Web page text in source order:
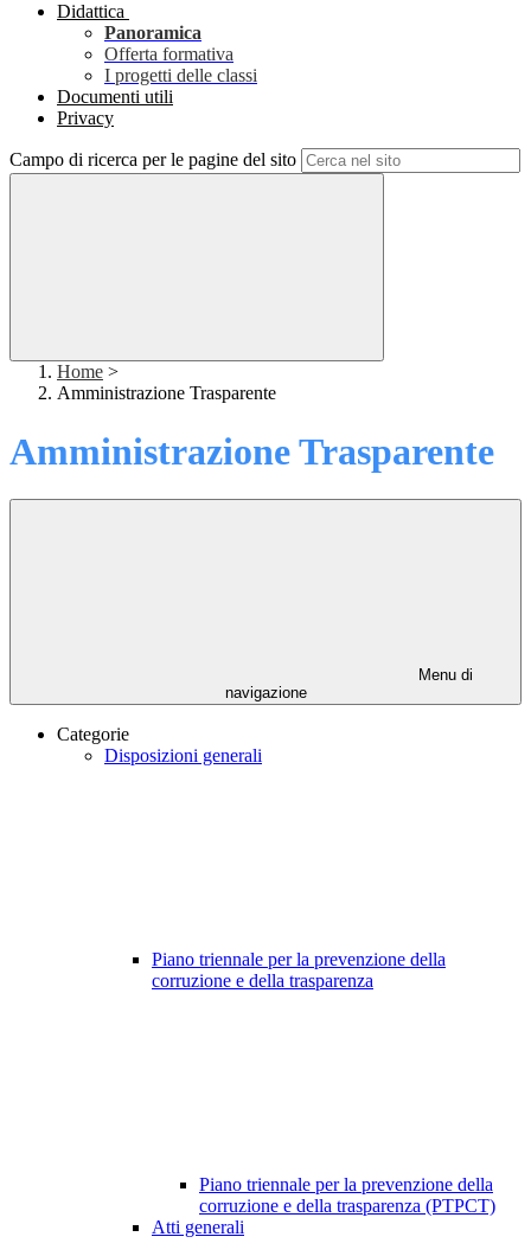
Didattica
Panoramica
Offerta formativa
I progetti delle classi
Documenti utili
Privacy
Campo di ricerca per le pagine del sito
Home >
Amministrazione Trasparente
Amministrazione Trasparente
Menu di
navigazione
Categorie
Disposizioni generali
Piano triennale per la prevenzione della
corruzione e della trasparenza
Piano triennale per la prevenzione della
corruzione e della trasparenza (PTPCT)
Atti generali